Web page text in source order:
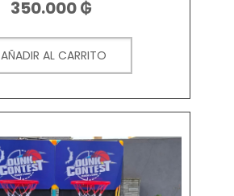
350.000₲
AÑADIR AL CARRITO